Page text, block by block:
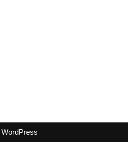
WordPress